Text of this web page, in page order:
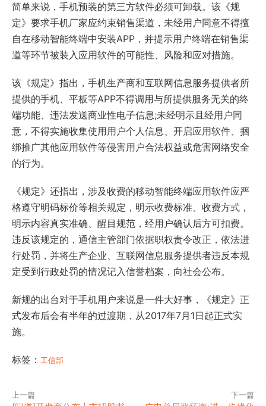
简单来说，手机预装的第三方软件必须可卸载。该《规
定》要求手机厂家应约束销售渠道，未经用户同意不得擅
自在移动智能终端中安装APP，并提示用户终端在销售渠
道等环节被装入应用软件的可能性、风险和应对措施。
该《规定》指出，手机生产商和互联网信息服务提供者所
提供的手机、平板等APP不得调用与所提供服务无关的终
端功能、违法发送商业性电子信息;未经明示且经用户同
意，不得实施收集使用用户个人信息、开启应用软件、捆
绑推广其他应用软件等侵害用户合法权益或危害网络安全
的行为。
《规定》还指出，涉及收费的移动智能终端应用软件应严
格遵守明码标价等相关规定，明示收费标准、收费方式，
明示内容真实准确、醒目规范，经用户确认后方可扣费。
违反该规定的，通信主管部门依据职权责令改正，依法进
行处罚，并将生产企业、互联网信息服务提供者违反本规
定受到行政处罚的情况记入信誉档案，向社会公布。
新规的出台对于手机用户来说是一件大好事，《规定》正
式发布后会有半年的过渡期，从2017年7月1日起正式实
施。
标签： 工信部
上一篇 下一篇